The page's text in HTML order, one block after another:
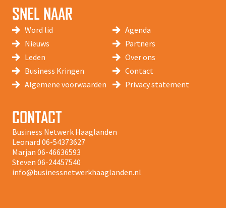
SNEL NAAR
Word lid
Agenda
Nieuws
Partners
Leden
Over ons
Business Kringen
Contact
Algemene voorwaarden
Privacy statement
CONTACT
Business Netwerk Haaglanden
Leonard 06-54373627
Marjan 06-46636593
Steven 06-24457540
info@businessnetwerkhaaglanden.nl